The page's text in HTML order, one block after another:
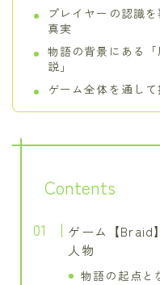
プレイヤーの認識
真実
物語の背景にある
説」
ゲーム全体を通し
Contents
ゲーム【Braid
人物
物語の起点と